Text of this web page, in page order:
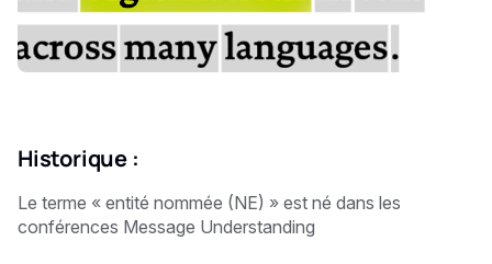
Historique :
Le terme « entité nommée (NE) » est né dans les
conférences Message Understanding